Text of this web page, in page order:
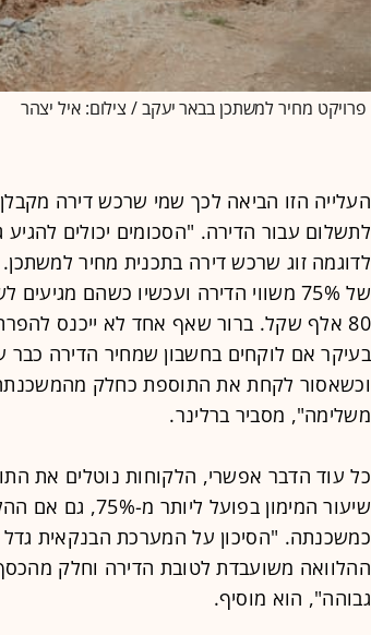
פרויקט מחיר למשתכן בבאר יעקב / צילום: איל יצהר
העלייה הזו הביאה לכך שמי שרכש דירה
לדוגמה זוג שרכש דירה בתכנית מחיר
של 75% משווי הדירה ועכשיו כשהם
80 אלף שקל. ברור שאף אחד לא ייכנס
וכשאסור לקחת את התוספת כחלק מהמשכנתה
משלימה", מסביר ברלינר.
כל עוד הדבר אפשרי, הלקוחות נוטלים את
שיעור המימון
כמשכנתה. "הסיכון על המערכת הבנקאית
ההלוואה משועבדת לטובת הדירה וחלק מהכסף
גבוהה", הוא מוסיף.